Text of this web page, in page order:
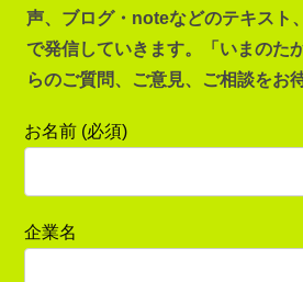
声、ブログ・noteなどのテキスト
で発信していきます。「いまのた
らのご質問、ご意見、ご相談をお
お名前 (必須)
企業名